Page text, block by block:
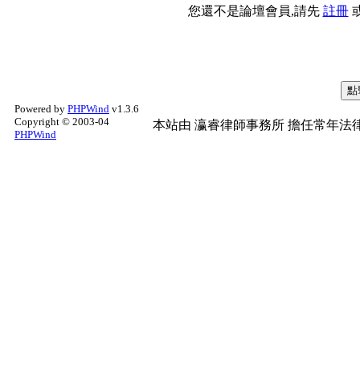
您還不是論壇會員,請先 註冊
Powered by PHPWind v1.3.6
Copyright © 2003-04
PHPWind
本站由 瀛睿律師事務所 擔任常年法